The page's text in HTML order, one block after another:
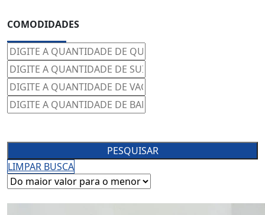
COMODIDADES
PESQUISAR
LIMPAR BUSCA